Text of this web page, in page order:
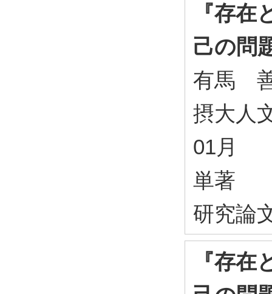
『存
己の問
有馬
摂大人
01月
単著
研究論
『存